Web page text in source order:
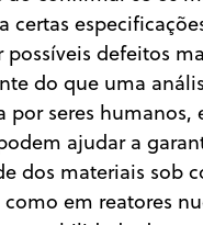
certas
defeitos
do que uma
por seres humanos,
ajudar a
dos materiais sob
em reatores